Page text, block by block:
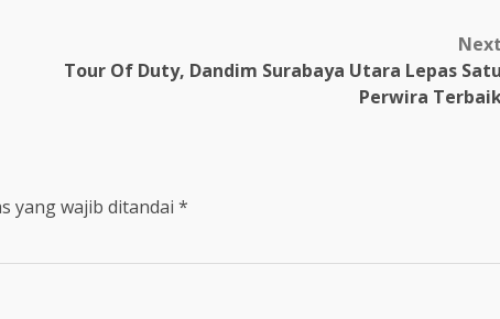
Tour Of Duty, Dandim Surabaya Utara Lepas
Perwira
yang wajib ditandai *